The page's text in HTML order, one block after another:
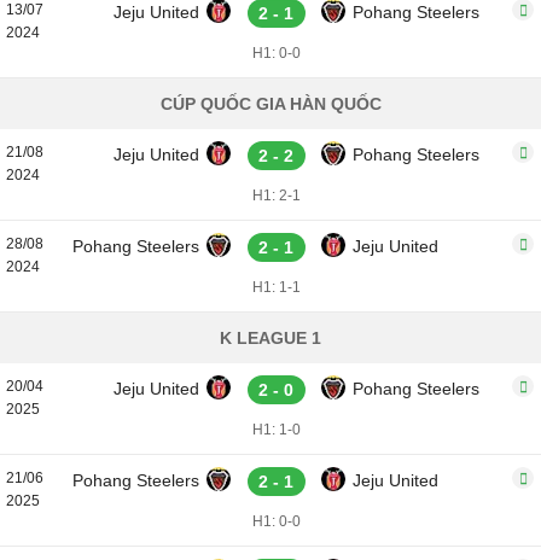
13/07
2024
Jeju United 2 - 1 Pohang Steelers
H1: 0-0
CÚP QUỐC GIA HÀN QUỐC
21/08
2024
Jeju United 2 - 2 Pohang Steelers
H1: 2-1
28/08
2024
Pohang Steelers 2 - 1 Jeju United
H1: 1-1
K LEAGUE 1
20/04
2025
Jeju United 2 - 0 Pohang Steelers
H1: 1-0
21/06
2025
Pohang Steelers 2 - 1 Jeju United
H1: 0-0